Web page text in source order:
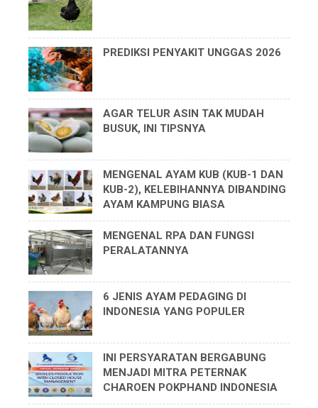
PREDIKSI PENYAKIT UNGGAS 2026
AGAR TELUR ASIN TAK MUDAH
BUSUK, INI TIPSNYA
MENGENAL AYAM KUB (KUB-1 DAN
KUB-2), KELEBIHANNYA DIBANDING
AYAM KAMPUNG BIASA
MENGENAL RPA DAN FUNGSI
PERALATANNYA
6 JENIS AYAM PEDAGING DI
INDONESIA YANG POPULER
INI PERSYARATAN BERGABUNG
MENJADI MITRA PETERNAK
CHAROEN POKPHAND INDONESIA